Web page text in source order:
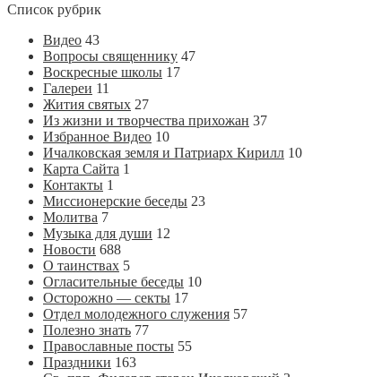
Список рубрик
Видео 43
Вопросы священнику 47
Воскресные школы 17
Галереи 11
Жития святых 27
Из жизни и творчества прихожан 37
Избранное Видео 10
Ичалковская земля и Патриарх Кирилл 10
Карта Сайта 1
Контакты 1
Миссионерские беседы 23
Молитва 7
Музыка для души 12
Новости 688
О таинствах 5
Огласительные беседы 10
Осторожно — секты 17
Отдел молодежного служения 57
Полезно знать 77
Православные посты 55
Праздники 163